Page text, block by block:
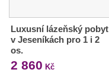
Luxusní lázeňský pobyt
v Jeseníkách pro 1 i 2
os.
2 860 Kč